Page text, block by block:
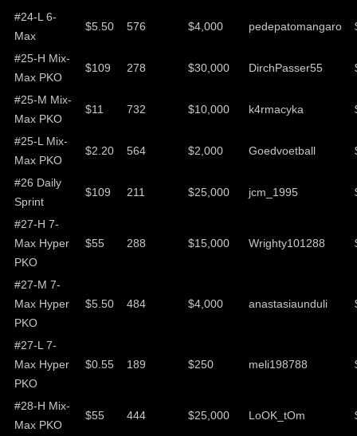
#24-L 6-
Max
$5.50 576 $4,000 pedepatomangaro
#25-H Mix-
Max PKO
$109 278 $30,000 DirchPasser55
#25-M Mix-
Max PKO
$11 732 $10,000 k4rmacyka
#25-L Mix-
Max PKO
$2.20 564 $2,000 Goedvoetball
#26 Daily
Sprint
$109 211 $25,000 jcm_1995
#27-H 7-
Max Hyper
PKO
$55 288 $15,000 Wrighty101288
#27-M 7-
Max Hyper
PKO
$5.50 484 $4,000 anastasiaunduli
#27-L 7-
Max Hyper
PKO
$0.55 189 $250 meli198788
#28-H Mix-
Max PKO
$55 444 $25,000 LoOK_tOm